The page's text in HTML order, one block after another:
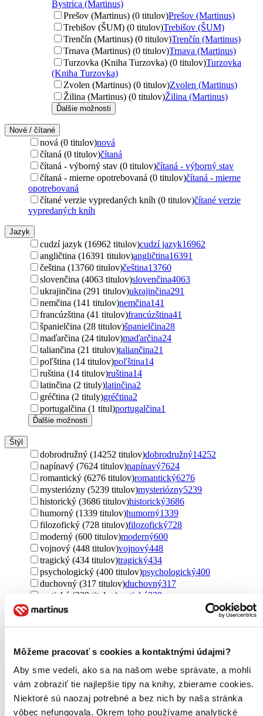
Môžeme pracovať s cookies a kontaktnými údajmi?
Aby sme vedeli, ako sa na našom webe správate, a mohli
vám zobraziť tie najlepšie tipy na knihy, zbierame cookies.
Niektoré sú naozaj potrebné a bez nich by naša stránka
vôbec nefungovala. Okrem toho používame analytické
Bystrica (Martinus)
Prešov (Martinus) (0 titulov)Prešov (Martinus)
Trebišov (ŠUM) (0 titulov)Trebišov (ŠUM)
Trenčín (Martinus) (0 titulov)Trenčín (Martinus)
Trnava (Martinus) (0 titulov)Trnava (Martinus)
Turzovka (Kniha Turzovka) (0 titulov)Turzovka
(Kniha Turzovka)
Zvolen (Martinus) (0 titulov)Zvolen (Martinus)
Žilina (Martinus) (0 titulov)Žilina (Martinus)
Ďalšie možnosti
Nové / čítané
nová (0 titulov)nová
čítaná (0 titulov)čítaná
čítaná - výborný stav (0 titulov)čítaná - výborný stav
čítaná - mierne opotrebovaná (0 titulov)čítaná - mierne
opotrebovaná
čítané verzie vypredaných kníh (0 titulov)čítané verzie
vypredaných kníh
Jazyk
cudzí jazyk (16962 titulov)cudzí jazyk16962
angličtina (16391 titulov)angličtina16391
čeština (13760 titulov)čeština13760
slovenčina (4063 titulov)slovenčina4063
ukrajinčina (291 titulov)ukrajinčina291
nemčina (141 titulov)nemčina141
francúzština (41 titulov)francúzština41
španielčina (28 titulov)španielčina28
maďarčina (24 titulov)maďarčina24
taliančina (21 titulov)taliančina21
poľština (14 titulov)poľština14
ruština (14 titulov)ruština14
latinčina (2 tituly)latinčina2
gréčtina (2 tituly)gréčtina2
portugalčina (1 titul)portugalčina1
Ďalšie možnosti
Štýl
dobrodružný (14252 titulov)dobrodružný14252
napínavý (7624 titulov)napínavý7624
romantický (6276 titulov)romantický6276
mysteriózny (5239 titulov)mysteriózny5239
historický (3686 titulov)historický3686
humorný (1339 titulov)humorný1339
filozofický (728 titulov)filozofický728
moderný (600 titulov)moderný600
vojnový (448 titulov)vojnový448
tragický (434 titulov)tragický434
psychologický (400 titulov)psychologický400
duchovný (317 titulov)duchovný317
erotický (239 titulov) erotický239
politický (235 titulov)
retro (112 titulov)retro112
životopisný (51 titulov)životopisný51
rebelský (37 titulov)
rebelský
klasický (22 titulov)
rodinný (3 tituly)rodinný3
zdravé (2 tituly)zdravé2
náučný (1 titul) náučný1